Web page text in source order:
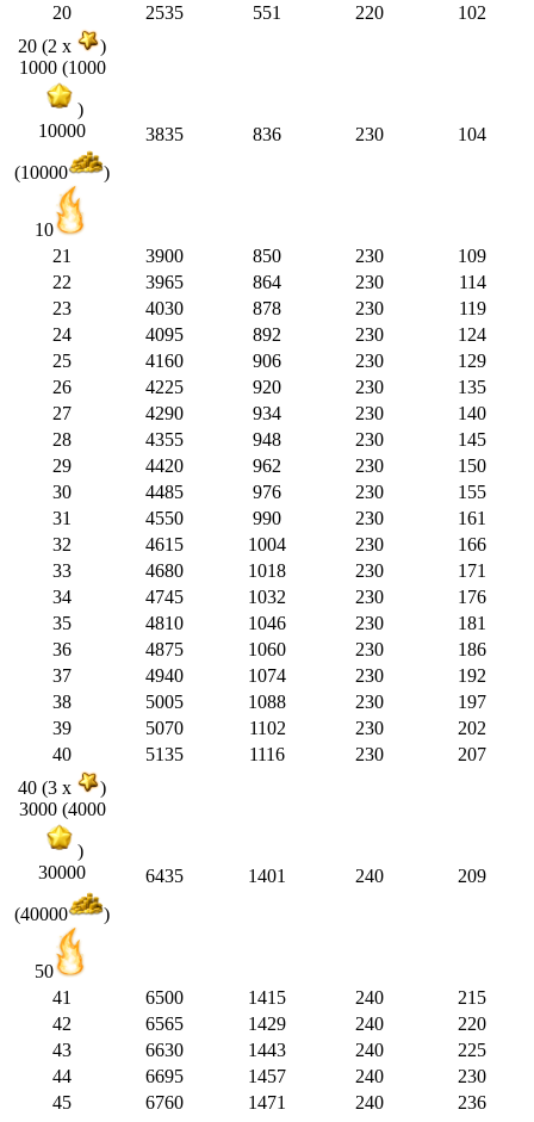
20
2535 551 220
102
20 (2 x
)
1000 (1000
)
10000
(10000 )
10
3835 836 230 104
21 3900 850 230
109
22
3965 864 230
114
23
4030 878 230
119
24
4095 892 230
124
25
4160 906 230
129
26
4225 920 230
135
27
4290 934 230
140
28
4355 948 230
145
29
4420 962 230
150
30
4485 976 230
155
31
4550 990 230
161
32
4615 1004 230
166
33
4680 1018 230
171
34
4745 1032 230
176
35
4810 1046 230
181
36
4875 1060 230
186
37
4940 1074 230
192
38
5005 1088 230
197
39
5070 1102 230
202
40
5135 1116 230
207
40 (3 x
)
3000 (4000
)
30000
(40000 )
50
6435 1401 240 209
41 6500 1415 240
215
42
6565 1429 240
220
43
6630 1443 240
225
44
6695 1457 240
230
45
6760 1471 240
236